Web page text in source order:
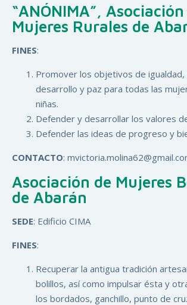
“ANÓNIMA”,
Mujeres Rurales de
FINES:
Promover los objetivos de
desarrollo y paz para todas las
niñas.
Defender y desarrollar los valores
Defender las ideas de progreso y
CONTACTO:
Asociación de Mujeres
de Abarán
SEDE: Edificio CIMA
FINES:
Recuperar la antigua tradición
bolillos, así como impulsar ésta y
los bordados, ganchillo, punto de